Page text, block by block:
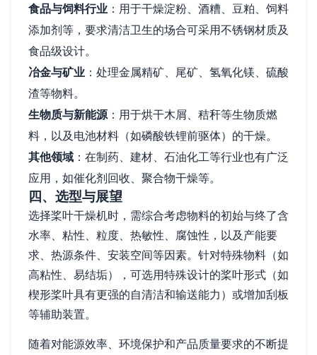
食品与饲料行业 ：用于干燥淀粉、酒糟、豆粕、饲料
添加剂等，要求清洁卫生的场合可采用不锈钢材质及
食品级设计。
冶金与矿业 ：处理金属精矿、尾矿、氢氧化镁、硫酸
渣等物料。
生物质与新能源 ：用于烘干木屑、秸秆等生物质燃
料，以及电池材料（如磷酸铁锂前驱体）的干燥。
其他领域 ：在制药、建材、石油化工等行业也有广泛
应用，如催化剂回收、聚合物干燥等。
四、选型与展望
选择桨叶干燥机时，需综合考虑物料的初始与终了含
水率、粘性、粒度、热敏性、腐蚀性，以及产能要
求、热源条件、安装空间等因素。针对特殊物料（如
高粘性、易结垢），可选用特殊设计的桨叶形式（如
楔形桨叶具有更强的自清洁和输送能力）或增加刮板
等辅助装置。
随着对能源效率、环境保护和产品质量要求的不断提